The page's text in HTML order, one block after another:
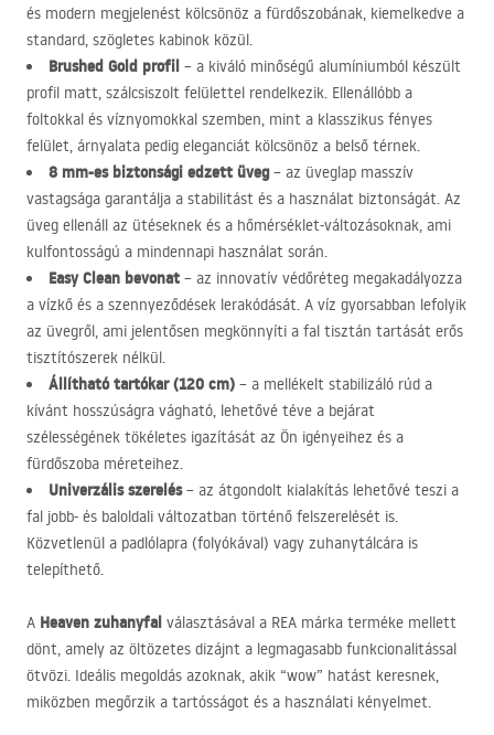
és modern megjelenést kölcsönöz a fürdőszobának, kiemelkedve a
standard, szögletes kabinok közül.
Brushed Gold profil – a kiváló minőségű alumíniumból készült
profil matt, szálcsiszolt felülettel rendelkezik. Ellenállóbb a
foltokkal és víznyomokkal szemben, mint a klasszikus fényes
felület, árnyalata pedig eleganciát kölcsönöz a belső térnek.
8 mm-es biztonsági edzett üveg– az üveglap masszív
vastagsága garantálja a stabilitást és a használat biztonságát. Az
üveg ellenáll az ütéseknek és a hőmérséklet-változásoknak, ami
kulfontosságú a mindennapi használat során.
Easy Clean bevonat – az innovatív védőréteg megakadályozza
a vízkő és a szennyeződések lerakódását. A víz gyorsabban lefolyik
az üvegről, ami jelentősen megkönnyíti a fal tisztán tartását erős
tisztítószerek nélkül.
Állítható tartókar (120 cm) – a mellékelt stabilizáló rúd a
kívánt hosszúságra vágható, lehetővé téve a bejárat
szélességének tökéletes igazítását az Ön igényeihez és a
fürdőszoba méreteihez.
Univerzális szerelés– az átgondolt kialakítás lehetővé teszi a
fal jobb- és baloldali változatban történő felszerelését is.
Közvetlenül a padlólapra (folyókával) vagy zuhanytálcára is
telepíthető.
A Heaven zuhanyfal választásával a REA márka terméke mellett
dönt, amely az öltözetes dizájnt a legmagasabb funkcionalitással
ötvözi. Ideális megoldás azoknak, akik “wow” hatást keresnek,
miközben megőrzik a tartósságot és a használati kényelmet.